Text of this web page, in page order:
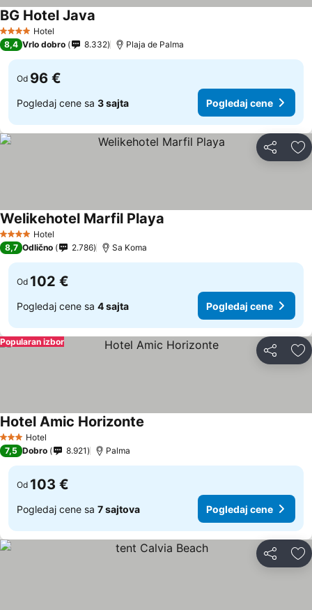
4 ZvezdiceHotel
BG Hotel Java
8,4 Vrlo dobro 8.332 Plaja de Palma
Od 96 €
Pogledaj cene sa 3 sajta Pogledaj cene
Deli
4 ZvezdiceHotel
Welikehotel Marfil Playa
8,7 Odlično 2.786 Sa Koma
Od 102 €
Pogledaj cene sa 4 sajta Pogledaj cene
Deli
Popularan izbor
3 Zvezdice
Hotel
Hotel Amic Horizonte
7,5 Dobro 8.921 Palma
Od 103 €
Pogledaj cene sa 7 sajtova Pogledaj cene
Deli